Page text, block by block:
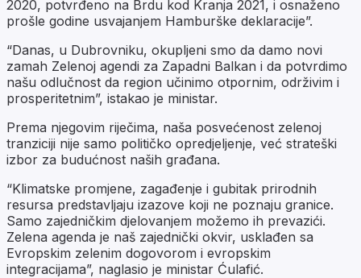
2020, potvrđeno na Brdu kod Kranja 2021, i osnaženo
prošle godine usvajanjem Hamburške deklaracije”.
“Danas, u Dubrovniku, okupljeni smo da damo novi
zamah Zelenoj agendi za Zapadni Balkan i da potvrdimo
našu odlučnost da region učinimo otpornim, održivim i
prosperitetnim”, istakao je ministar.
Prema njegovim riječima, naša posvećenost zelenoj
tranziciji nije samo političko opredjeljenje, već strateški
izbor za budućnost naših građana.
“Klimatske promjene, zagađenje i gubitak prirodnih
resursa predstavljaju izazove koji ne poznaju granice.
Samo zajedničkim djelovanjem možemo ih prevazići.
Zelena agenda je naš zajednički okvir, usklađen sa
Evropskim zelenim dogovorom i evropskim
integracijama”, naglasio je ministar Ćulafić.